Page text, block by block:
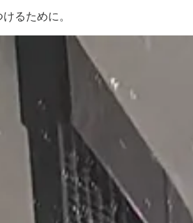
るために。